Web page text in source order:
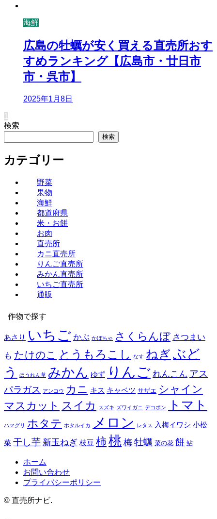
海鮮
広島の牡蠣が安く買える直売所おす
すめランキング【広島市・廿日市
市・呉市】
2025年1月8日
1
検索
検索
カテゴリー
野菜
果物
海鮮
都道府県
米・お餅
お肉
直売所
カニ直売所
りんご直売所
みかん直売所
いちご直売所
通販
作物で探す
あさり いちご かぶ かぼちゃ さくらんぼ さつまい
も たけのこ とうもろこし なす ねぎ ぶど
う
ほうれん草 みかん ゆず りんご れんこん アス
パラガス
アンコウ カニ キス キャベツ サザエ シャイン
マスカット スイカ スズキ ズワイガニ デコポン トマト
ハマグリ ホタテ ホタルイカ メロン レタス 入梅イワシ 小松
菜 干し芋 新玉ねぎ 枝豆 柿 桃 梅 牡蠣 菜の花 餅 鮎
ホーム
お問い合わせ
プライバシーポリシー
© 直売所ナビ.